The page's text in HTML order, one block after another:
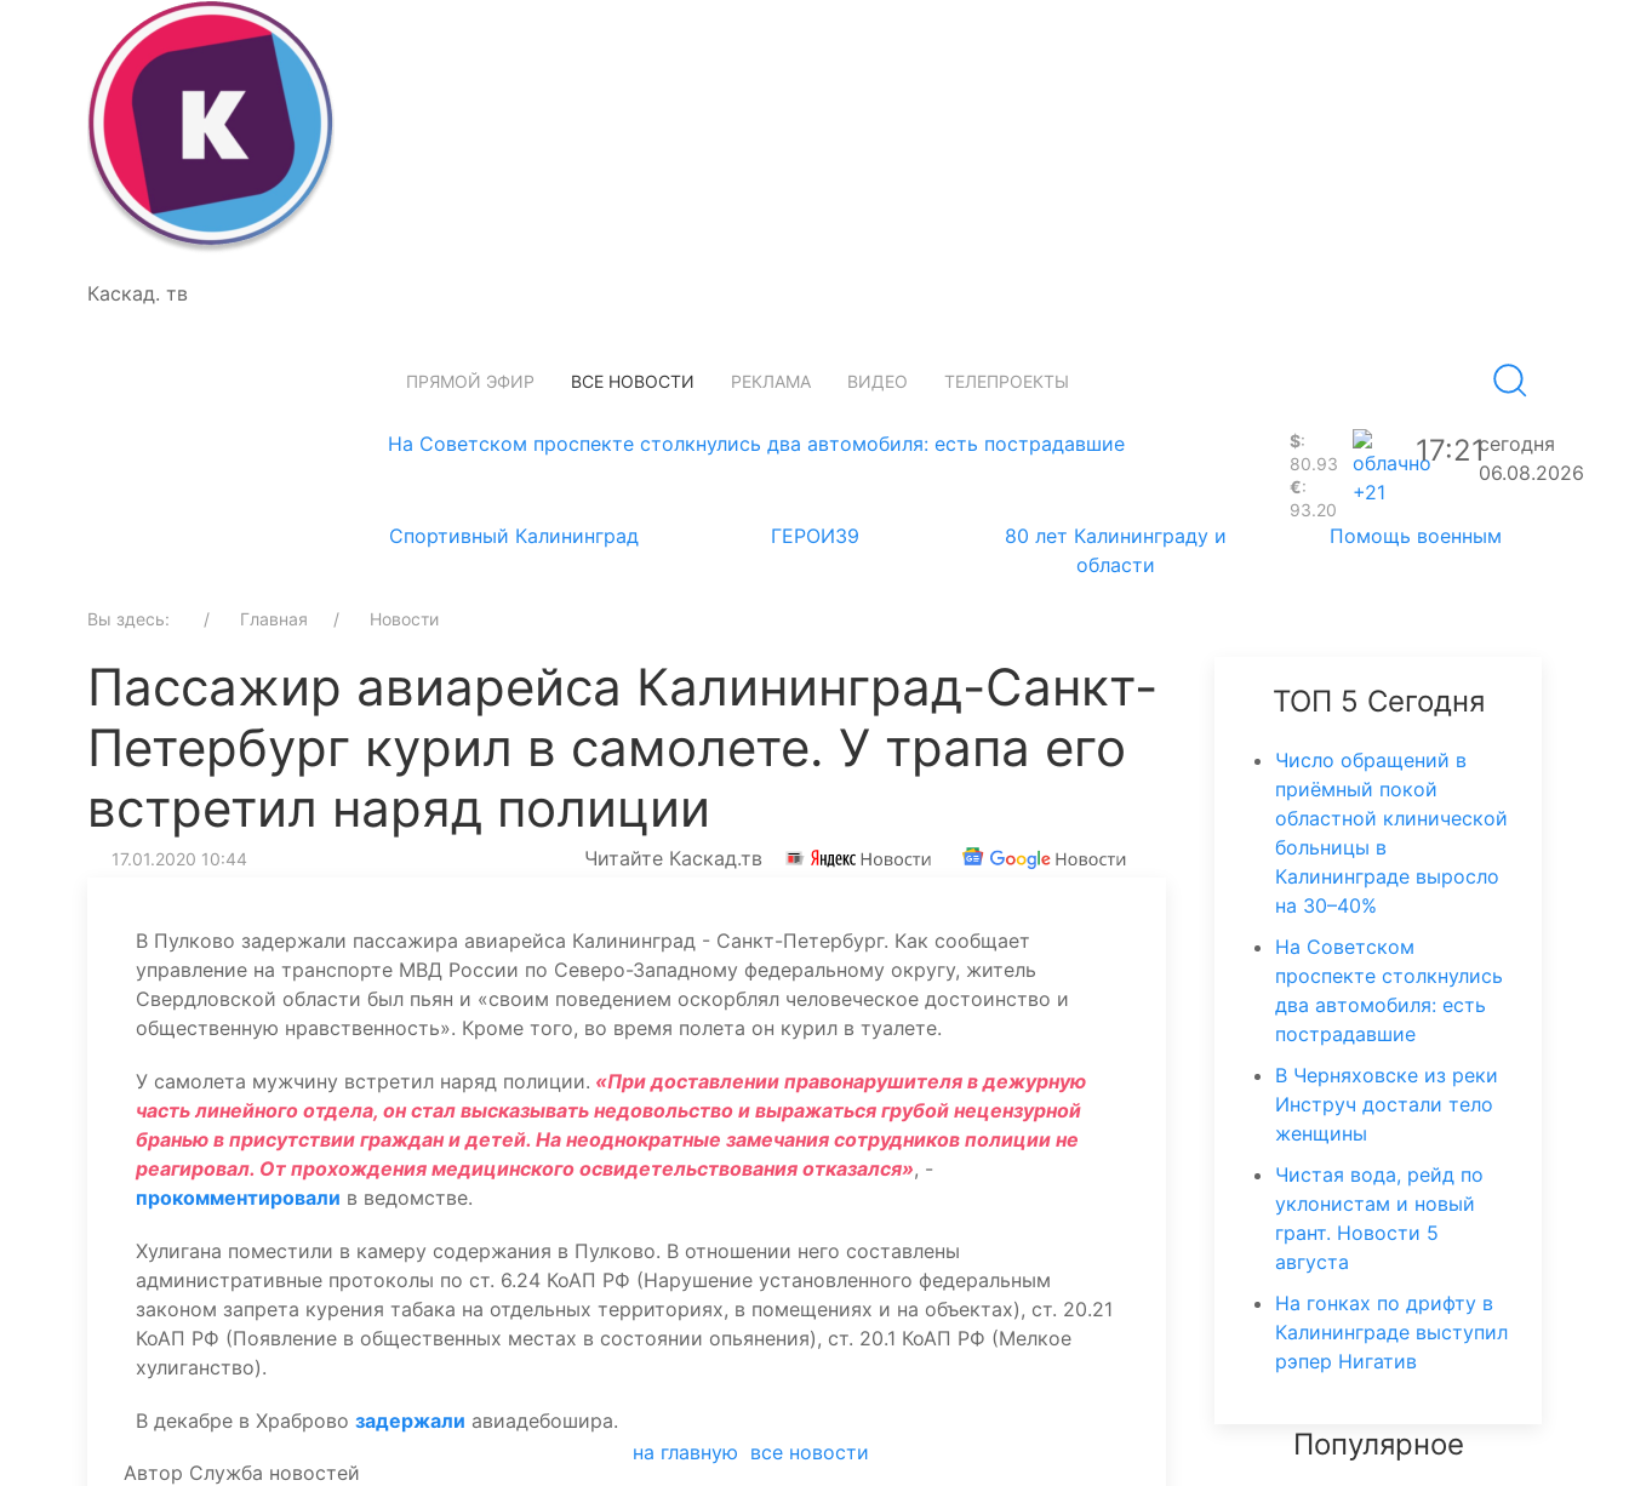
Каскад. тв
ПРЯМОЙ ЭФИР ВСЕ НОВОСТИ РЕКЛАМА ВИДЕО ТЕЛЕПРОЕКТЫ
На Советском проспекте столкнулись два автомобиля: есть пострадавшие $:
80.93
€:
93.20
+21
17:21сегодня
06.08.2026
Спортивный Калининград ГЕРОИ39
80 лет Калининграду и
области
Помощь военным
Вы здесь: Главная Новости
Пассажир авиарейса Калининград-Санкт-
Петербург курил в самолете. У трапа его
встретил наряд полиции
17.01.2020 10:44 Читайте Каскад.тв
В Пулково задержали пассажира авиарейса Калининград - Санкт-Петербург. Как сообщает
управление на транспорте МВД России по Северо-Западному федеральному округу, житель
Свердловской области был пьян и «своим поведением оскорблял человеческое достоинство и
общественную нравственность». Кроме того, во время полета он курил в туалете.
У самолета мужчину встретил наряд полиции. «При доставлении правонарушителя в дежурную
часть линейного отдела, он стал высказывать недовольство и выражаться грубой нецензурной
бранью в присутствии граждан и детей. На неоднократные замечания сотрудников полиции не
реагировал. От прохождения медицинского освидетельствования отказался», -
прокомментировали в ведомстве.
Хулигана поместили в камеру содержания в Пулково. В отношении него составлены
административные протоколы по ст. 6.24 КоАП РФ (Нарушение установленного федеральным
законом запрета курения табака на отдельных территориях, в помещениях и на объектах), ст. 20.21
КоАП РФ (Появление в общественных местах в состоянии опьянения), ст. 20.1 КоАП РФ (Мелкое
хулиганство).
В декабре в Храброво задержали авиадебошира.
Автор Служба новостей
на главную все новости
ТОП 5 Сегодня
Число обращений в
приёмный покой
областной клинической
больницы в
Калининграде выросло
на 30–40%
На Советском
проспекте столкнулись
два автомобиля: есть
пострадавшие
В Черняховске из реки
Инструч достали тело
женщины
Чистая вода, рейд по
уклонистам и новый
грант. Новости 5
августа
На гонках по дрифту в
Калининграде выступил
рэпер Нигатив
Популярное